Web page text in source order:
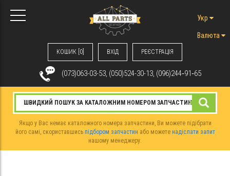
КОШИК [0] ВХIД РЕЄСТРАЦІЯ
Укр
Валюта
(073)063-03-53, (050)524-30-13, (096)244‑91‑65
Якщо у Вас немає каталожного номера запчастини, Ви можете підібрати
його самі, скориставшись підбором запчастин або можете надіслати запит
нашому менеджеру.